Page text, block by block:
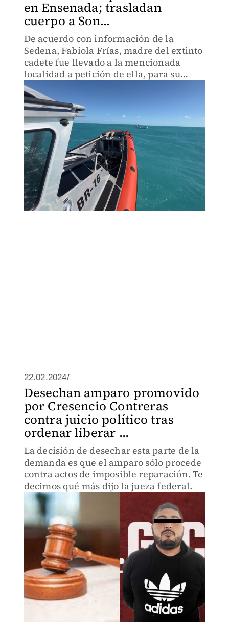
en Ensenada; trasladan
cuerpo a Son...
De acuerdo con información de la
Sedena, Fabiola Frías, madre del extinto
cadete fue llevado a la mencionada
localidad a petición de ella, para su
velación e inhumación.
22.02.2024/
Desechan amparo promovido
por Cresencio Contreras
contra juicio político tras
ordenar liberar ...
La decisión de desechar esta parte de la
demanda es que el amparo sólo procede
contra actos de imposible reparación. Te
decimos qué más dijo la jueza federal.